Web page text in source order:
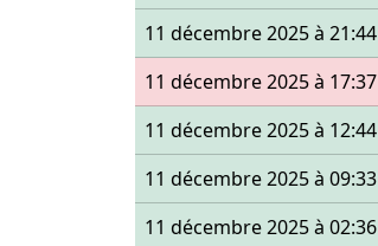
11 décembre 2025 à 21:44
11 décembre 2025 à 17:37
11 décembre 2025 à 12:44
11 décembre 2025 à 09:33
11 décembre 2025 à 02:36